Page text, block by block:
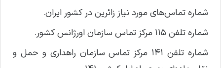
شماره تماس‌های مورد نیاز زائرین در کشور ایران.
شماره تلفن ۱۱۵ مرکز تماس سازمان اورژانس کشور.
شماره تلفن ۱۴۱ مرکز تماس سازمان راهداری و حمل و